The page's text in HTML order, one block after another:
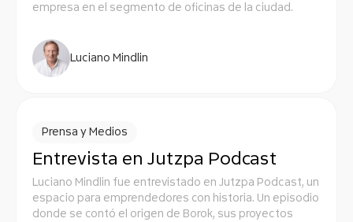
empresa en el segmento de oficinas de la ciudad.
Luciano Mindlin
Prensa y Medios
Entrevista en Jutzpa Podcast
Luciano Mindlin fue entrevistado en Jutzpa Podcast, un
espacio para emprendedores con historia. Un episodio
donde se contó el origen de Borok, sus proyectos